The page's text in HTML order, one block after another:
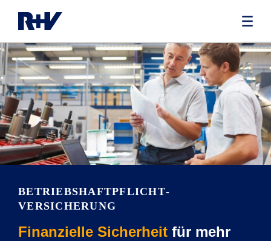
BETRIEBS­HAFTPFLICHT­
VERSICHERUNG
Finanzielle Sicherheit für mehr